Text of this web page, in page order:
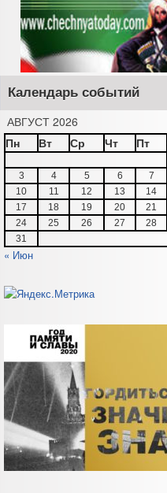
Календарь событий
АВГУСТ 2026
Пн
Вт Ср Чт Пт
3
4 5 6 7
10
11 12 13 14
17
18 19 20 21
24
25 26 27 28
31
« Июн